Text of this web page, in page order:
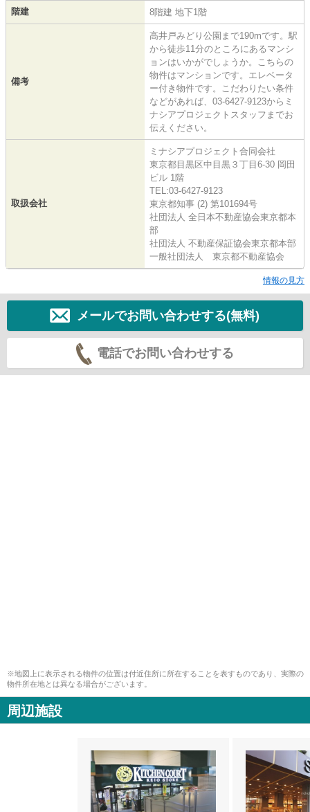
階建 8階建 地下1階
備考
高井戸みどり公園まで190mです。駅
から徒歩11分のところにあるマンシ
ョンはいかがでしょうか。こちらの
物件はマンションです。エレベータ
ー付き物件です。こだわりたい条件
などがあれば、03-6427-9123からミ
ナシアプロジェクトスタッフまでお
伝えください。
取扱会社
ミナシアプロジェクト合同会社
東京都目黒区中目黒３丁目6-30 岡田
ビル 1階
TEL:03-6427-9123
東京都知事 (2) 第101694号
社団法人 全日本不動産協会東京都本
部
社団法人 不動産保証協会東京都本部
一般社団法人 東京都不動産協会
情報の見方
メールでお問い合わせする(無料)
電話でお問い合わせする
※地図上に表示される物件の位置は付近住所に所在することを表すものであり、実際の
物件所在地とは異なる場合がございます。
周辺施設